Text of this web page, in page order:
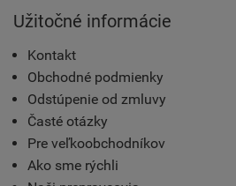
Užitočné informácie
Kontakt
Obchodné podmienky
Odstúpenie od zmluvy
Časté otázky
Pre veľkoobchodníkov
Ako sme rýchli